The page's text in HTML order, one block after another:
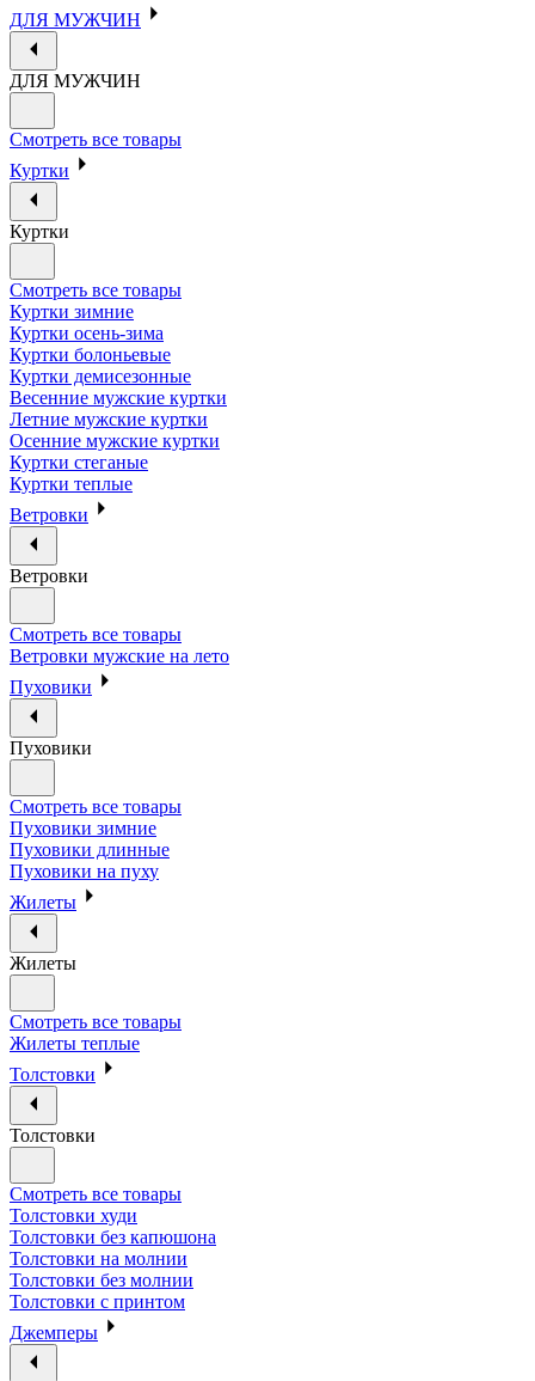
ДЛЯ МУЖЧИН
ДЛЯ МУЖЧИН
Смотреть все товары
Куртки
Куртки
Смотреть все товары
Куртки зимние
Куртки осень-зима
Куртки болоньевые
Куртки демисезонные
Весенние мужские куртки
Летние мужские куртки
Осенние мужские куртки
Куртки стеганые
Куртки теплые
Ветровки
Ветровки
Смотреть все товары
Ветровки мужские на лето
Пуховики
Пуховики
Смотреть все товары
Пуховики зимние
Пуховики длинные
Пуховики на пуху
Жилеты
Жилеты
Смотреть все товары
Жилеты теплые
Толстовки
Толстовки
Смотреть все товары
Толстовки худи
Толстовки без капюшона
Толстовки на молнии
Толстовки без молнии
Толстовки с принтом
Джемперы